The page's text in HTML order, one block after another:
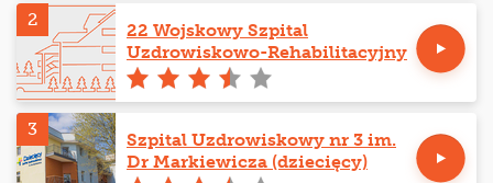
2
22 Wojskowy Szpital
Uzdrowiskowo-Rehabilitacyjny
3
Szpital Uzdrowiskowy nr 3 im.
Dr Markiewicza (dziecięcy)